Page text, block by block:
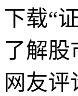
下载“
了解
网友评